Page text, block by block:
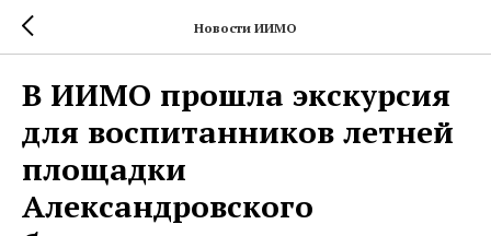
Новости ИИМО
В ИИМО прошла экскурсия
для воспитанников летней
площадки
Александровского